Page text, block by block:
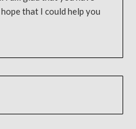
that I could help you